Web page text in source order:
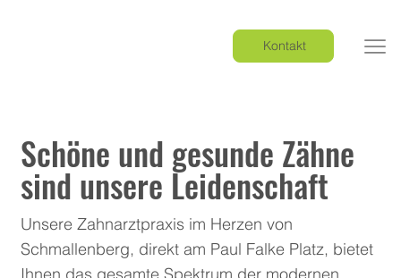
Kontakt
Schöne und gesunde Zähne
sind unsere Leidenschaft
Unsere Zahnarztpraxis im Herzen von
Schmallenberg, direkt am Paul Falke Platz, bietet